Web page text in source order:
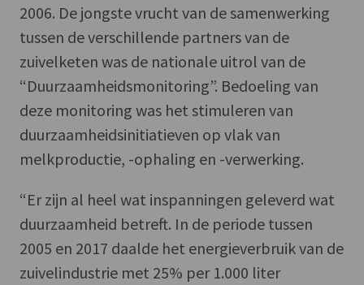
2006. De jongste vrucht van de samenwerking
tussen de verschillende partners van de
zuivelketen was de nationale uitrol van de
“Duurzaamheidsmonitoring”. Bedoeling van
deze monitoring was het stimuleren van
duurzaamheidsinitiatieven op vlak van
melkproductie, -ophaling en -verwerking.
“Er zijn al heel wat inspanningen geleverd wat
duurzaamheid betreft. In de periode tussen
2005 en 2017 daalde het energieverbruik van de
zuivelindustrie met 25% per 1.000 liter